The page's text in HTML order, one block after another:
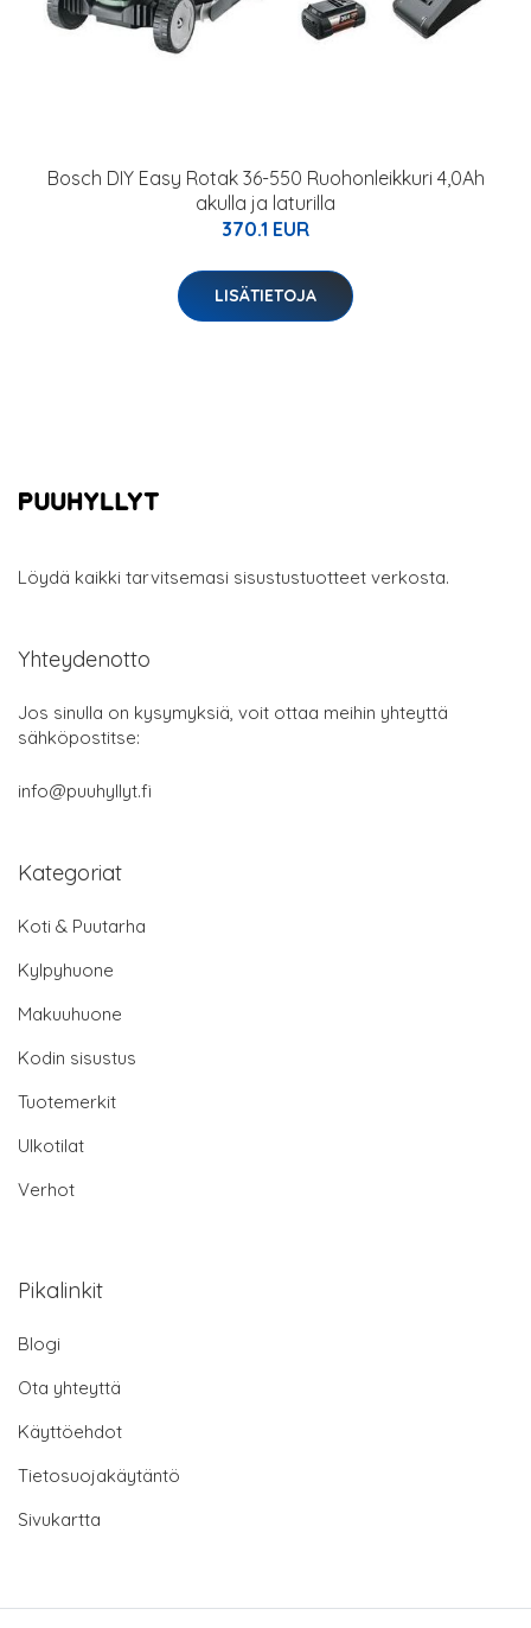
Bosch DIY Easy Rotak 36-550 Ruohonleikkuri 4,0Ah
akulla ja laturilla
370.1 EUR
LISÄTIETOJA
Löydä kaikki tarvitsemasi sisustustuotteet verkosta.
Yhteydenotto
Jos sinulla on kysymyksiä, voit ottaa meihin yhteyttä
sähköpostitse:
info@puuhyllyt.fi
Kategoriat
Koti & Puutarha
Kylpyhuone
Makuuhuone
Kodin sisustus
Tuotemerkit
Ulkotilat
Verhot
Pikalinkit
Blogi
Ota yhteyttä
Käyttöehdot
Tietosuojakäytäntö
Sivukartta